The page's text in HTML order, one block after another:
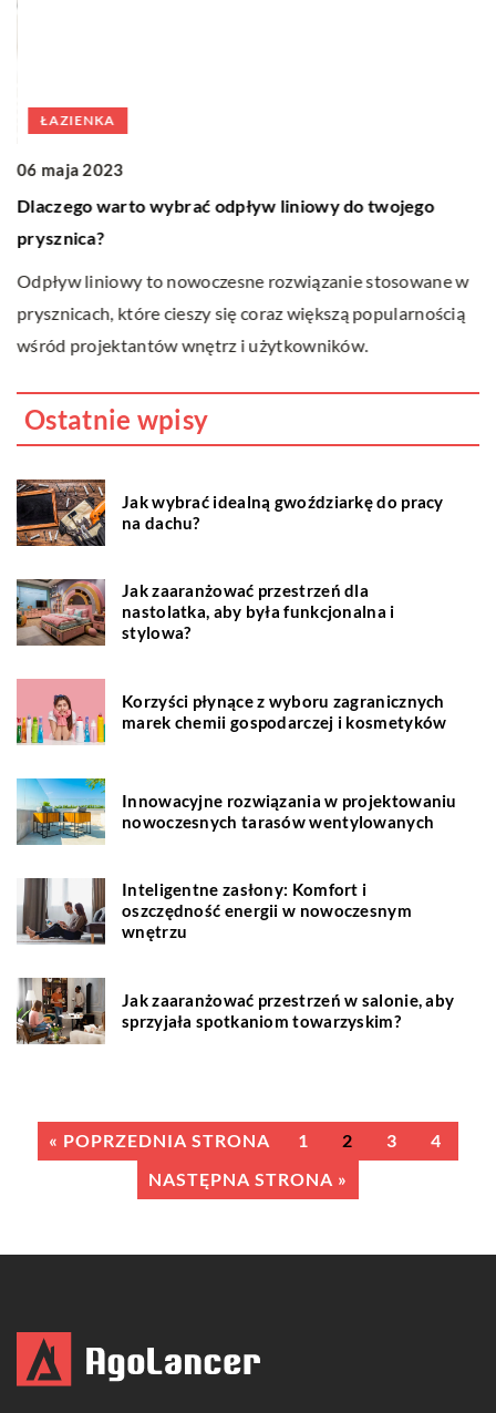
ŁAZIENKA
06 maja 2023
Dlaczego warto wybrać odpływ liniowy do twojego
prysznica?
Odpływ liniowy to nowoczesne rozwiązanie stosowane w
prysznicach, które cieszy się coraz większą popularnością
wśród projektantów wnętrz i użytkowników.
Ostatnie wpisy
Jak wybrać idealną gwoździarkę do pracy
na dachu?
Jak zaaranżować przestrzeń dla
nastolatka, aby była funkcjonalna i
stylowa?
Korzyści płynące z wyboru zagranicznych
marek chemii gospodarczej i kosmetyków
Innowacyjne rozwiązania w projektowaniu
nowoczesnych tarasów wentylowanych
Inteligentne zasłony: Komfort i
oszczędność energii w nowoczesnym
wnętrzu
Jak zaaranżować przestrzeń w salonie, aby
sprzyjała spotkaniom towarzyskim?
« POPRZEDNIA STRONA 1 2 3
4
NASTĘPNA STRONA »